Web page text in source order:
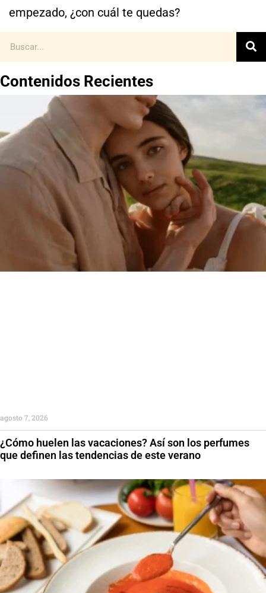
empezado, ¿con cuál te quedas?
Contenidos Recientes
¿Cómo huelen las vacaciones? Así son los perfumes
que definen las tendencias de este verano
agosto 7, 2026